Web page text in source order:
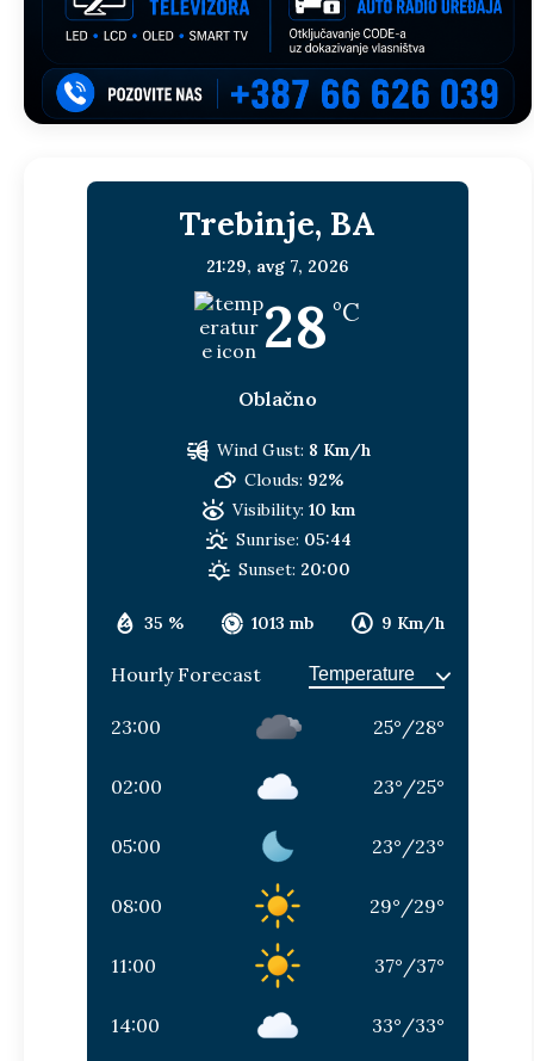
Trebinje, BA
21:29, avg 7, 2026
28 °C
Oblačno
35 % 1013 mb 9 Km/h
Wind Gust: 8 Km/h
Clouds: 92%
Visibility: 10 km
Sunrise: 05:44
Sunset: 20:00
Hourly Forecast
23:00 25° /28°
02:00 23° /25°
05:00 23° /23°
08:00 29° /29°
11:00 37° /37°
14:00 33° /33°